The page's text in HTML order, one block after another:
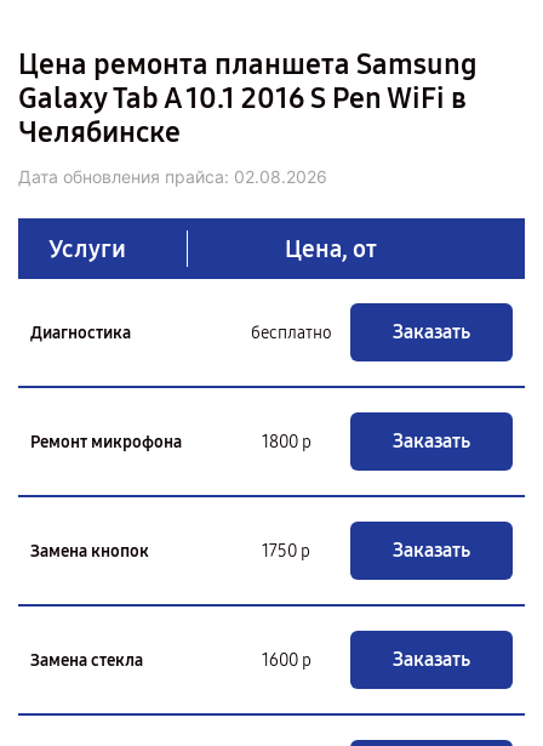
Цена ремонта планшета Samsung
Galaxy Tab A 10.1 2016 S Pen WiFi в
Челябинске
Дата обновления прайса: 02.08.2026
Услуги Цена, от
Диагностика бесплатно Заказать
Ремонт микрофона 1800 р Заказать
Замена кнопок 1750 р Заказать
Замена стекла 1600 р Заказать